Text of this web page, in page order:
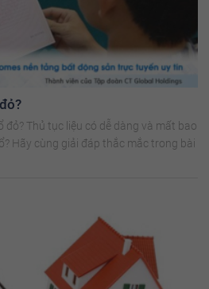
đỏ? Thủ tục liệu có dễ dàng và mất bao
Hãy cùng giải đáp thắc mắc trong bài